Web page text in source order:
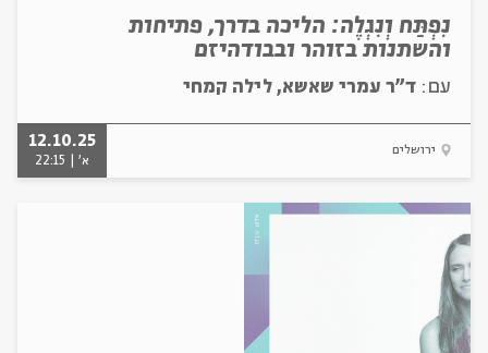
נִפְתַּח וְנִגְלֶה: הליכה בדרך, פתיחות
והשתנות בזוהר ובבודהיזם
עם: ד"ר עמרי שאשא, לילה קמחי
ירושלים
12.10.25
א' | 22:15